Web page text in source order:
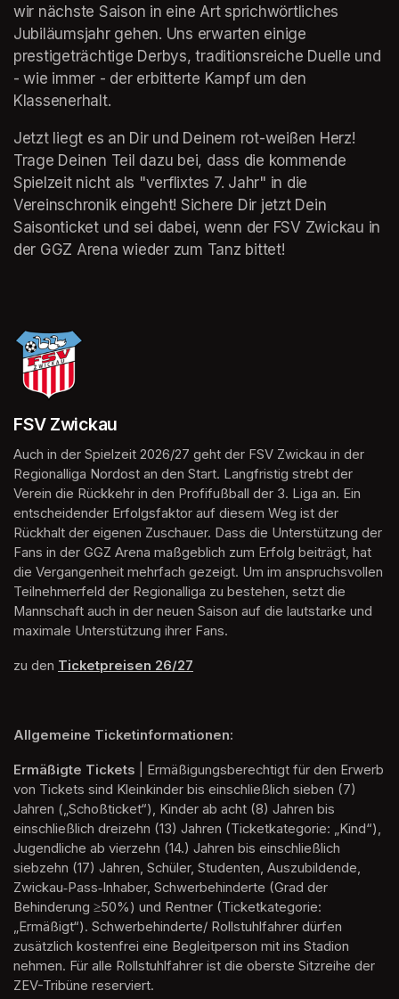
wir nächste Saison in eine Art sprichwörtliches
Jubiläumsjahr gehen. Uns erwarten einige
prestigeträchtige Derbys, traditionsreiche Duelle und
- wie immer - der erbitterte Kampf um den
Klassenerhalt.
Jetzt liegt es an Dir und Deinem rot-weißen Herz!
Trage Deinen Teil dazu bei, dass die kommende
Spielzeit nicht als "verflixtes 7. Jahr" in die
Vereinschronik eingeht! Sichere Dir jetzt Dein
Saisonticket und sei dabei, wenn der FSV Zwickau in
der GGZ Arena wieder zum Tanz bittet!
FSV Zwickau
Auch in der Spielzeit 2026/27 geht der FSV Zwickau in der
Regionalliga Nordost an den Start. Langfristig strebt der
Verein die Rückkehr in den Profifußball der 3. Liga an. Ein
entscheidender Erfolgsfaktor auf diesem Weg ist der
Rückhalt der eigenen Zuschauer. Dass die Unterstützung der
Fans in der GGZ Arena maßgeblich zum Erfolg beiträgt, hat
die Vergangenheit mehrfach gezeigt. Um im anspruchsvollen
Teilnehmerfeld der Regionalliga zu bestehen, setzt die
Mannschaft auch in der neuen Saison auf die lautstarke und
maximale Unterstützung ihrer Fans.
zu den Ticketpreisen 26/27
Allgemeine Ticketinformationen:
Ermäßigte Tickets | Ermäßigungsberechtigt für den Erwerb
von Tickets sind Kleinkinder bis einschließlich sieben (7)
Jahren („Schoßticket“), Kinder ab acht (8) Jahren bis
einschließlich dreizehn (13) Jahren (Ticketkategorie: „Kind“),
Jugendliche ab vierzehn (14.) Jahren bis einschließlich
siebzehn (17) Jahren, Schüler, Studenten, Auszubildende,
Zwickau‐Pass‐Inhaber, Schwerbehinderte (Grad der
Behinderung ≥50%) und Rentner (Ticketkategorie:
„Ermäßigt“). Schwerbehinderte/ Rollstuhlfahrer dürfen
zusätzlich kostenfrei eine Begleitperson mit ins Stadion
nehmen. Für alle Rollstuhlfahrer ist die oberste Sitzreihe der
ZEV-Tribüne reserviert.